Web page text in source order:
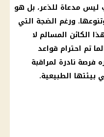
مدعاة للذعر، بل هو
ورغم الضجة التي
الكائن المسالم لا
تم احترام قواعد
فرصة نادرة لمراقبة
بيئتها الطبيعية.